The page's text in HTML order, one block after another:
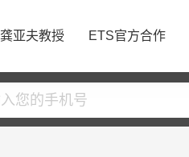
龚亚夫教授 ETS官方合作